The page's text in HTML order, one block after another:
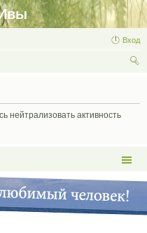
Вход
нейтрализовать активность